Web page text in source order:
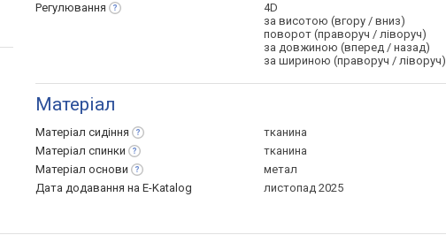
Регулювання
4D
за висотою (вгору / вниз)
поворот (праворуч / ліворуч)
за довжиною (вперед / назад)
за шириною (праворуч / ліворуч)
Матеріал
Матеріал сидіння
тканина
Матеріал спинки
тканина
Матеріал основи
метал
Дата додавання на E-Katalog
листопад 2025